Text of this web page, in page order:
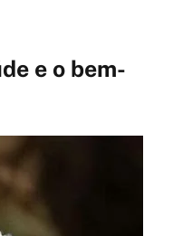
e o bem-